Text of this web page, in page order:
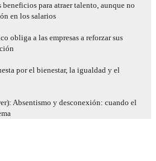
para atraer talento, aunque no
en los salarios
obliga a las empresas a reforzar sus
por el bienestar, la igualdad y el
Absentismo y desconexión: cuando el